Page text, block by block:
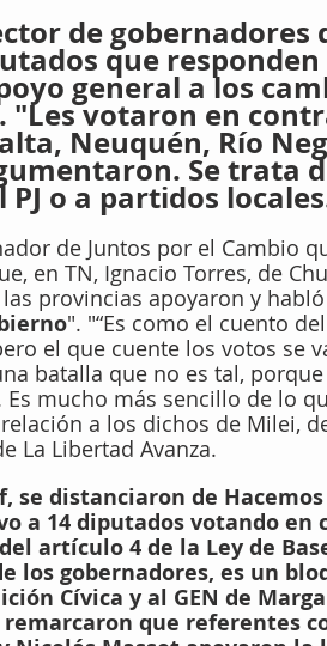
de
que
general a los
"Les votaron en
Neuquén, Río
Se trata
o a partidos
de Juntos por el Cambio
en TN, Ignacio Torres, de
provincias apoyaron y
". "“Es como el cuento
el que cuente los votos se
batalla que no es tal,
Es mucho más sencillo de lo
a los dichos de Milei,
La Libertad Avanza.
se distanciaron de
a 14 diputados votando
artículo 4 de la Ley de
los gobernadores, es un
Cívica y al GEN de
remarcaron que referentes